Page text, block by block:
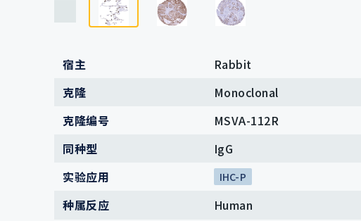
研究工具
宿主
Rabbit
克隆
Monoclonal
克隆编号
MSVA-112R
同种型
IgG
实验应用
IHC-P
种属反应 Human